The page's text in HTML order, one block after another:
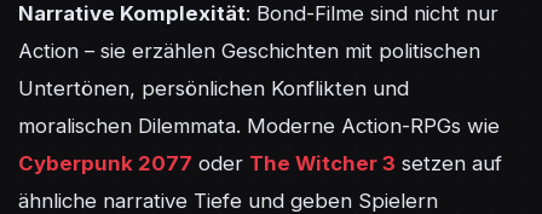
Narrative Komplexität: Bond-Filme sind nicht nur
Action – sie erzählen Geschichten mit politischen
Untertönen, persönlichen Konflikten und
Cyberpunk 2077 oder The Witcher 3 setzen auf
ähnliche narrative Tiefe und geben Spielern